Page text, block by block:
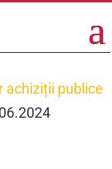
achiziții publice